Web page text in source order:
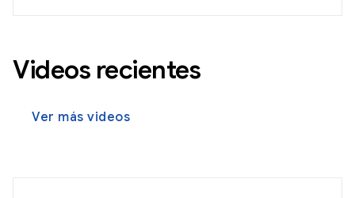
Videos recientes
Ver más videos